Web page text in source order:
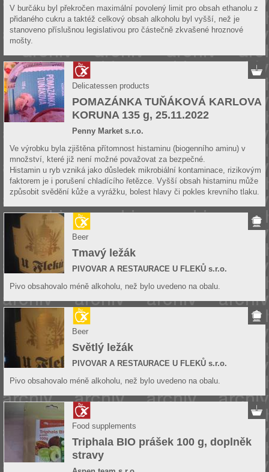
V burčáku byl překročen maximální povolený limit pro obsah ethanolu z
přidaného cukru a taktéž celkový obsah alkoholu byl vyšší, než je
stanoveno příslušnou legislativou pro částečně zkvašené hroznové
mošty.
Delicatessen products
POMAZÁNKA TUŇÁKOVÁ KARLOVA
KORUNA 135 g, 25.11.2022
Penny Market s.r.o.
Ve výrobku byla zjištěna přítomnost histaminu (biogenního aminu) v
množství, které již není možné považovat za bezpečné.
Histamin u ryb vzniká jako důsledek mikrobiální kontaminace, rizikovým
faktorem je i porušení chladícího řetězce. Vyšší obsah histaminu může
způsobit svědění kůže a vyrážku, bolest hlavy či pokles krevního tlaku.
Beer
Tmavý ležák
PIVOVAR A RESTAURACE U FLEKŮ s.r.o.
Pivo obsahovalo méně alkoholu, než bylo uvedeno na obalu.
Beer
Světlý ležák
PIVOVAR A RESTAURACE U FLEKŮ s.r.o.
Pivo obsahovalo méně alkoholu, než bylo uvedeno na obalu.
Food supplements
Triphala BIO prášek 100 g, doplněk
stravy